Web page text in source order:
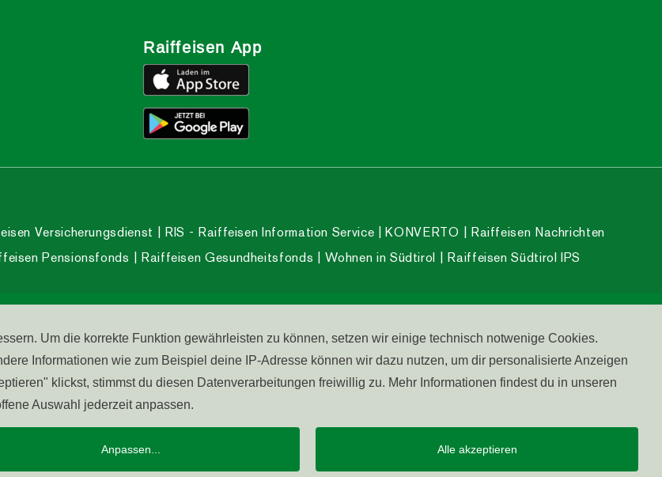
Raiffeisen App
Versicherungsdienst RIS - Raiffeisen Information Service KONVERTO
Raiffeisen Nachrichten
Pensionsfonds Raiffeisen Gesundheitsfonds Wohnen in Südtirol Raiffeisen Südtirol IPS
Barrierefreiheit Impressum Cookies Datenschutz
Um die korrekte Funktion gewährleisten zu können, setzen wir einige technisch notwenige Cookies.
Informationen wie zum Beispiel deine IP-Adresse können wir dazu nutzen, um dir personalisierte Anzeigen
klickst, stimmst du diesen Datenverarbeitungen freiwillig zu. Mehr Informationen findest du in unseren
Auswahl jederzeit anpassen.
Anpassen Alle akzeptieren